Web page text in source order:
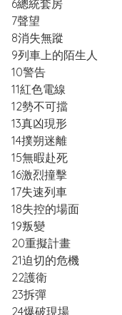
6總統套房
7聲望
8消失無蹤
9列車上的陌生人
10警告
11紅色電線
12勢不可擋
13真凶現形
14撲朔迷離
15無暇赴死
16激烈撞擊
17失速列車
18失控的場面
19叛變
20重擬計畫
21迫切的危機
22護衛
23拆彈
24爆破現場